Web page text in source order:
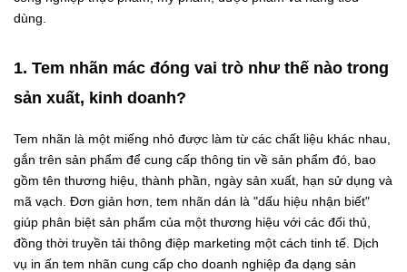
dùng.
1. Tem nhãn mác đóng vai trò như thế nào trong
sản xuất, kinh doanh?
Tem nhãn là một miếng nhỏ được làm từ các chất liệu khác nhau,
gắn trên sản phẩm để cung cấp thông tin về sản phẩm đó, bao
gồm tên thương hiệu, thành phần, ngày sản xuất, hạn sử dụng và
mã vạch. Đơn giản hơn, tem nhãn dán là "dấu hiệu nhận biết"
giúp phân biệt sản phẩm của một thương hiệu với các đối thủ,
đồng thời truyền tải thông điệp marketing một cách tinh tế. Dịch
vụ in ấn tem nhãn cung cấp cho doanh nghiệp đa dạng sản